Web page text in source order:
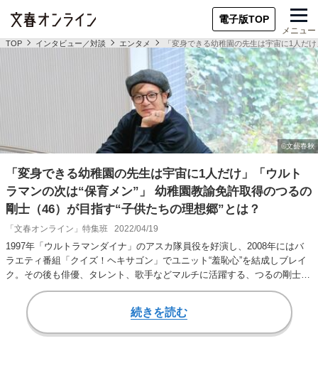
電子版TOP
メニュー
TOP インタビュー／対談 エンタメ 「変身できる幼稚園の先生は宇宙に1人だ
「変身できる幼稚園の先生は宇宙に1人だけ」「ウルト
ラマンの次は“保育メン”」 幼稚園教諭免許取得のつるの
剛士（46）が目指す“子供たちの理想郷”とは？
「文春オンライン」特集班 2022/04/19
1997年「ウルトラマンダイナ」のアスカ隊員役を好演し、2008年にはバ
ラエティ番組「クイズ！ヘキサゴン」でユニット“羞恥心”を結成しブレイ
ク。その後も俳優、タレント、歌手などマルチに活躍する、つるの剛士さ
ん（46…
続きを読む